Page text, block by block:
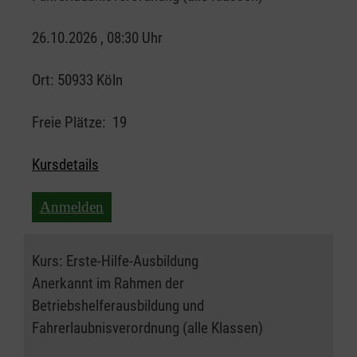
26.10.2026 , 08:30 Uhr
Ort: 50933 Köln
Freie Plätze: 19
Kursdetails
Anmelden
Kurs: Erste-Hilfe-Ausbildung
Anerkannt im Rahmen der
Betriebshelferausbildung und
Fahrerlaubnisverordnung (alle Klassen)